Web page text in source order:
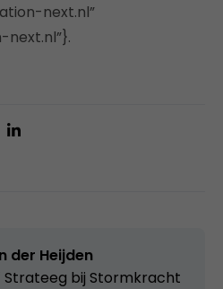
next.nl”
der Heijden
bij Stormkracht